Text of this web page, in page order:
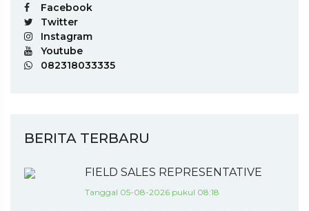
Facebook
Twitter
Instagram
Youtube
082318033335
BERITA TERBARU
FIELD SALES REPRESENTATIVE
Tanggal 05-08-2026 pukul 08:18